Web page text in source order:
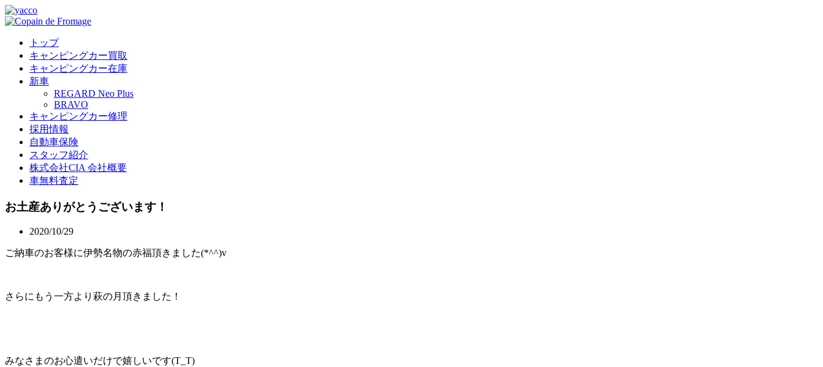
トップ
キャンピングカー買取
キャンピングカー在庫
新車
REGARD Neo Plus
BRAVO
キャンピングカー修理
採用情報
自動車保険
スタッフ紹介
株式会社CIA 会社概要
車無料査定
お土産ありがとうございます！
2020/10/29
ご納車のお客様に伊勢名物の赤福頂きました(*^^)v
さらにもう一方より萩の月頂きました！
みなさまのお心遣いだけで嬉しいです(T_T)